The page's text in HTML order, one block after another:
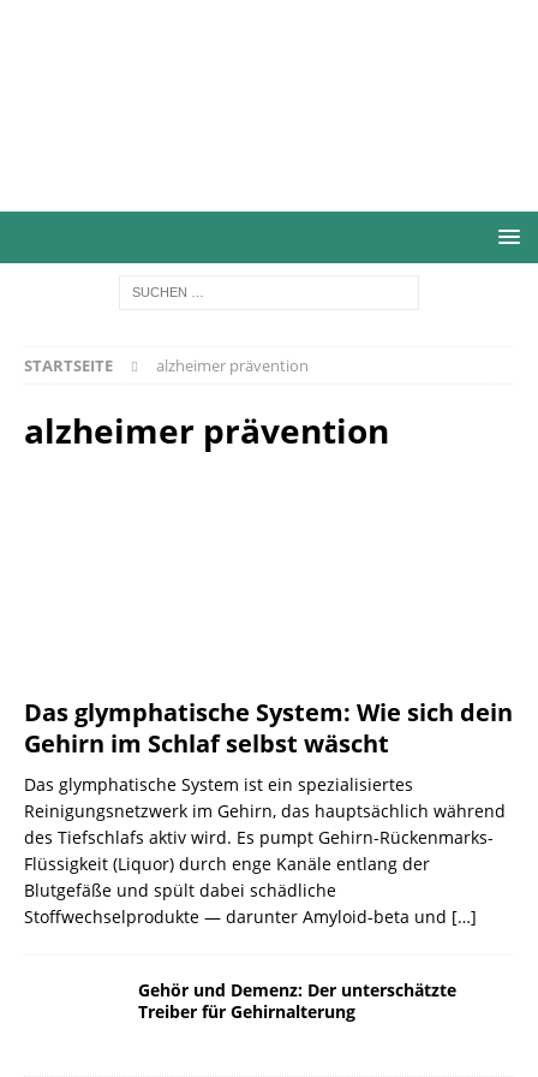
STARTSEITE alzheimer prävention
alzheimer prävention
Das glymphatische System: Wie sich dein
Gehirn im Schlaf selbst wäscht
Das glymphatische System ist ein spezialisiertes
Reinigungsnetzwerk im Gehirn, das hauptsächlich während
des Tiefschlafs aktiv wird. Es pumpt Gehirn-Rückenmarks-
Flüssigkeit (Liquor) durch enge Kanäle entlang der
Blutgefäße und spült dabei schädliche
Stoffwechselprodukte — darunter Amyloid-beta und […]
Gehör und Demenz: Der unterschätzte
Treiber für Gehirnalterung